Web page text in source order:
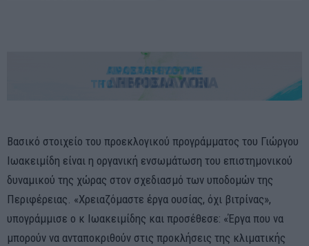
Βασικό στοιχείο του προεκλογικού προγράμματος του Γιώργου
Ιωακειμίδη είναι η οργανική ενσωμάτωση του επιστημονικού
δυναμικού της χώρας στον σχεδιασμό των υποδομών της
Περιφέρειας. «Χρειαζόμαστε έργα ουσίας, όχι βιτρίνας»,
υπογράμμισε ο κ Ιωακειμίδης και προσέθεσε: «Έργα που να
μπορούν να ανταποκριθούν στις προκλήσεις της κλιματικής